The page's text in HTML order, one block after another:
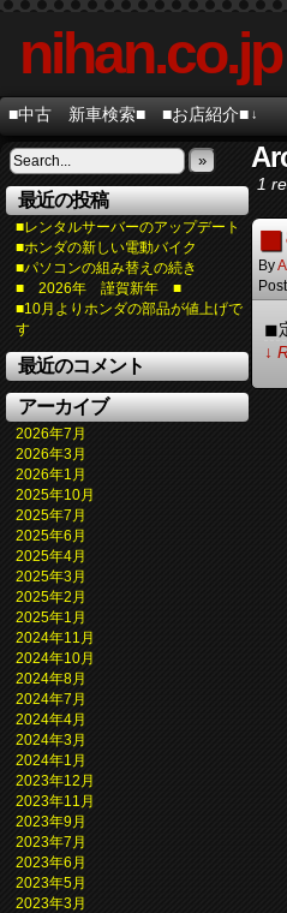
nihan.co.jp
■中古 新車検索■ ■お店紹介■ ↓
»
最近の投稿
■レンタルサーバーのアップデート
■ホンダの新しい電動バイク
■パソコンの組み替えの続き
■ 2026年 謹賀新年 ■
■10月よりホンダの部品が値上げで
す
最近のコメント
アーカイブ
2026年7月
2026年3月
2026年1月
2025年10月
2025年7月
2025年6月
2025年4月
2025年3月
2025年2月
2025年1月
2024年11月
2024年10月
2024年8月
2024年7月
2024年4月
2024年3月
2024年1月
2023年12月
2023年11月
2023年9月
2023年7月
2023年6月
2023年5月
2023年3月
1
◼︎
By
◼︎
↓